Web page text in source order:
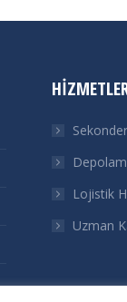
Lojistik
Uzman